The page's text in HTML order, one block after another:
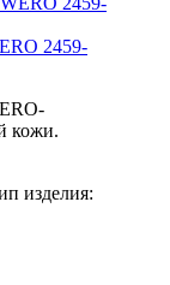
2459-
кожи.
изделия: